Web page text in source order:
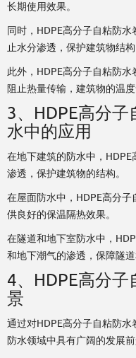
长期使用效果。
同时，HDPE高分子自粘防
止水分渗透，保护建筑物结构
此外，HDPE高分子自粘防
阻止热量传输，建筑物的温度
3、HDPE高分
水中的应用
在地下建筑的防水中，
渗透，保护建筑物的结构。
在屋面防水中，HDPE高分
供良好的保温隔热效果。
在隧道和地下室防水中，
和地下潮气的渗透，保障隧道
4、HDPE高分
景
通过对HDPE高分子自粘防
防水领域中具有广阔的发展前